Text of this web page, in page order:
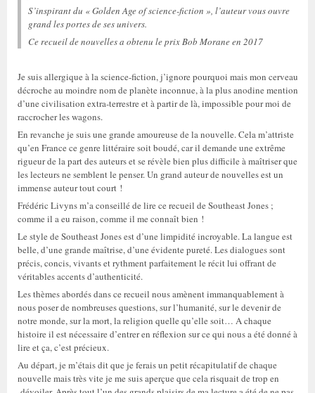
S’inspirant du « Golden Age of science-fiction », l’auteur vous ouvre
grand les portes de ses univers.
Ce recueil de nouvelles a obtenu le prix Bob Morane en 2017
Je suis allergique à la science-fiction, j’ignore pourquoi mais mon cerveau
décroche au moindre nom de planète inconnue, à la plus anodine mention
d’une civilisation extra-terrestre et à partir de là, impossible pour moi de
raccrocher les wagons.
En revanche je suis une grande amoureuse de la nouvelle. Cela m’attriste
qu’en France ce genre littéraire soit boudé, car il demande une extrême
rigueur de la part des auteurs et se révèle bien plus difficile à maîtriser que
les lecteurs ne semblent le penser. Un grand auteur de nouvelles est un
immense auteur tout court !
Frédéric Livyns m’a conseillé de lire ce recueil de Southeast Jones ;
comme il a eu raison, comme il me connaît bien !
Le style de Southeast Jones est d’une limpidité incroyable. La langue est
belle, d’une grande maîtrise, d’une évidente pureté. Les dialogues sont
précis, concis, vivants et rythment parfaitement le récit lui offrant de
véritables accents d’authenticité.
Les thèmes abordés dans ce recueil nous amènent immanquablement à
nous poser de nombreuses questions, sur l’humanité, sur le devenir de
notre monde, sur la mort, la religion quelle qu’elle soit… A chaque
histoire il est nécessaire d’entrer en réflexion sur ce qui nous a été donné à
lire et ça, c’est précieux.
Au départ, je m’étais dit que je ferais un petit récapitulatif de chaque
nouvelle mais très vite je me suis aperçue que cela risquait de trop en